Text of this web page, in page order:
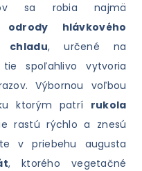
sa robia najmä
odrody hlávkového
, určené na
spoľahlivo vytvoria
Výbornou voľbou
ktorým patrí rukola
rastú rýchlo a znesú
v priebehu augusta
, ktorého vegetačné